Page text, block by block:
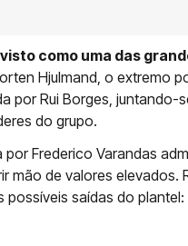
como uma das
Hjulmand, o extremo
por Rui Borges,
do grupo.
por Frederico Varandas
mão de valores elevados.
possíveis saídas do plantel: